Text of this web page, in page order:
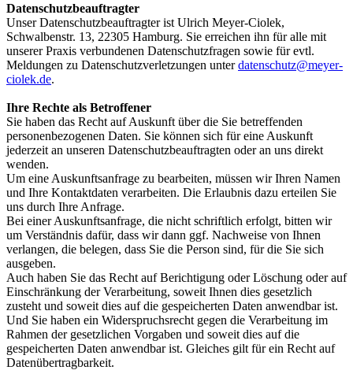
Datenschutzbeauftragter
Unser Datenschutzbeauftragter ist Ulrich Meyer-Ciolek,
Schwalbenstr. 13, 22305 Hamburg. Sie erreichen ihn für alle mit
unserer Praxis verbundenen Datenschutzfragen sowie für evtl.
Meldungen zu Datenschutzverletzungen unterdatenschutz@meyer-
ciolek.de.
Ihre Rechte als Betroffener
Sie haben das Recht auf Auskunft über die Sie betreffenden
personenbezogenen Daten. Sie können sich für eine Auskunft
jederzeit an unseren Datenschutzbeauftragten oder an uns direkt
wenden.
Um eine Auskunftsanfrage zu bearbeiten, müssen wir Ihren Namen
und Ihre Kontaktdaten verarbeiten. Die Erlaubnis dazu erteilen Sie
uns durch Ihre Anfrage.
Bei einer Auskunftsanfrage, die nicht schriftlich erfolgt, bitten wir
um Verständnis dafür, dass wir dann ggf. Nachweise von Ihnen
verlangen, die belegen, dass Sie die Person sind, für die Sie sich
ausgeben.
Auch haben Sie das Recht auf Berichtigung oder Löschung oder auf
Einschränkung der Verarbeitung, soweit Ihnen dies gesetzlich
zusteht und soweit dies auf die gespeicherten Daten anwendbar ist.
Und Sie haben ein Widerspruchsrecht gegen die Verarbeitung im
Rahmen der gesetzlichen Vorgaben und soweit dies auf die
gespeicherten Daten anwendbar ist. Gleiches gilt für ein Recht auf
Datenübertragbarkeit.